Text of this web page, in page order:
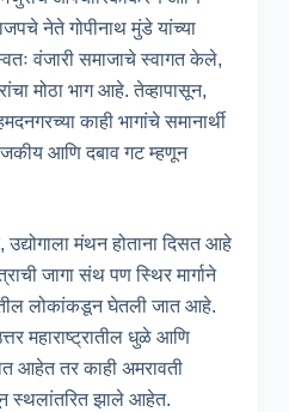
नेते गोपीनाथ मुंडे यांच्या
वंजारी समाजाचे स्वागत केले,
मोठा भाग आहे. तेव्हापासून,
काही भागांचे समानार्थी
आणि दबाव गट म्हणून
मंथन होताना दिसत आहे
जागा संथ पण स्थिर मार्गाने
लोकांकडून घेतली जात आहे.
महाराष्ट्रातील धुळे आणि
आहेत तर काही अमरावती
स्थलांतरित झाले आहेत.